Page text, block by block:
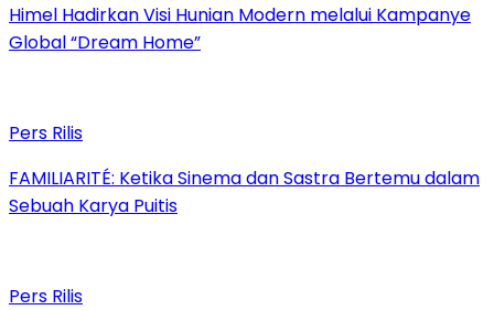
Himel Hadirkan Visi Hunian Modern melalui Kampanye
Global “Dream Home”
Pers Rilis
FAMILIARITÉ: Ketika Sinema dan Sastra Bertemu dalam
Sebuah Karya Puitis
Pers Rilis